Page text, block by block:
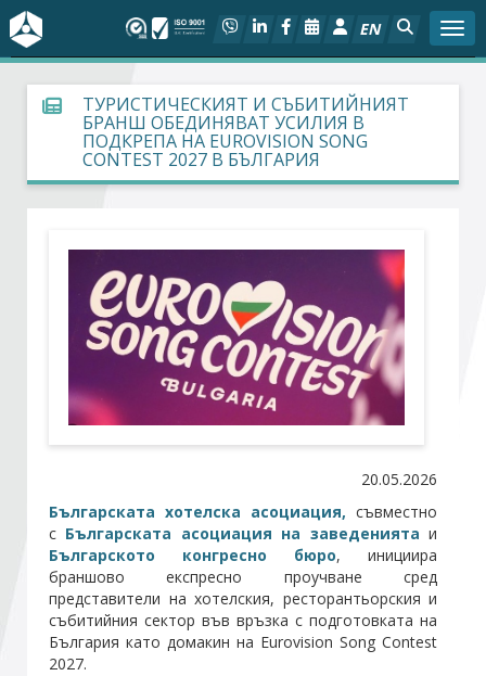
EN
За БСК
На фокус
Актуално
Дейности
Арбитражен съд
Проекти
Стани член
Абонирайте се!
ТУРИСТИЧЕСКИЯТ И СЪБИТИЙНИЯТ
БРАНШ ОБЕДИНЯВАТ УСИЛИЯ В
ПОДКРЕПА НА EUROVISION SONG
CONTEST 2027 В БЪЛГАРИЯ
20.05.2026
Българската хотелска асоциация, съвместно
с Българската асоциация на заведенията и
Българското конгресно бюро, инициира
браншово експресно проучване сред
представители на хотелския, ресторантьорския и
събитийния сектор във връзка с подготовката на
България като домакин на Eurovision Song Contest
2027.